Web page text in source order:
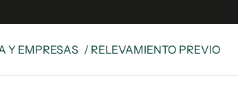
Y EMPRESAS / RELEVAMIENTO PREVIO